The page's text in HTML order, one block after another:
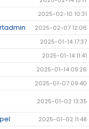
2025-02-10 10:31
2025-02-07 12:06
2025-01-14 17:37
2025-01-14 11:41
2025-01-14 09:26
2025-01-07 09:40
2025-01-02 13:35
2025-01-02 11:48